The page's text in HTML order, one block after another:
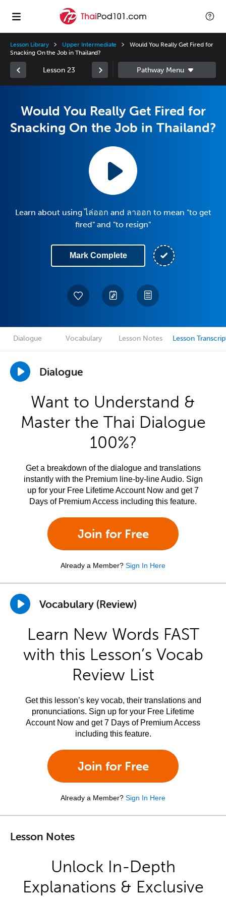
Lesson Library Upper Intermediate
Would You Really Get Fired for
Snacking On the Job in Thailand?
Lesson 23
Would You Really Get Fired for
Snacking On the Job in Thailand?
Learn about using ไล่ออก and ลาออก to mean "to get
fired" and "to resign"
Mark Complete
Dialogue Vocabulary Lesson Notes Lesson
Dialogue
Want to Understand &
Master the Thai Dialogue
100%?
Get a breakdown of the dialogue and translations
instantly with the Premium line-by-line Audio. Sign
up for your Free Lifetime Account Now and get 7
Days of Premium Access including this feature.
Join for Free
Already a Member? Sign In Here
Vocabulary (Review)
Learn New Words FAST
with this Lesson’s Vocab
Review List
Get this lesson’s key vocab, their translations and
pronunciations. Sign up for your Free Lifetime
Account Now and get 7 Days of Premium Access
including this feature.
Join for Free
Already a Member? Sign In Here
Lesson Notes
Unlock In-Depth
Explanations & Exclusive